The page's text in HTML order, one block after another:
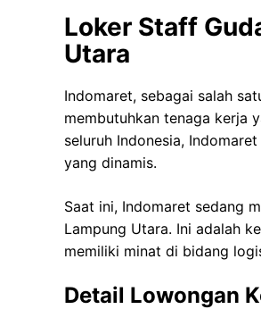
Loker Staff
Utara
Indomaret, sebagai salah
membutuhkan tenaga kerja
seluruh Indonesia,
yang dinamis.
Saat ini, Indomaret sedang
Lampung Utara. Ini adalah
memiliki minat di bidang
Detail Lowongan